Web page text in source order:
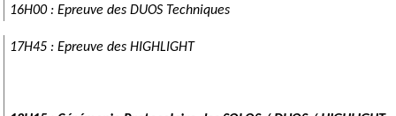
16H00 : Epreuve des DUOS Techniques
17H45 : Epreuve des HIGHLIGHT